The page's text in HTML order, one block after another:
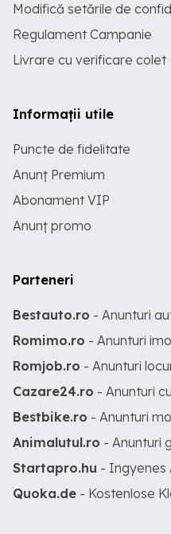
Modifică setările de
Regulament Campanie
Livrare cu verificare colet
Informații utile
Puncte de fidelitate
Anunț Premium
Abonament VIP
Anunț promo
Parteneri
Bestauto.ro - Anunturi
Romimo.ro - Anunturi
Romjob.ro - Anunturi
Cazare24.ro - Anunturi
Bestbike.ro - Anunturi
Animalutul.ro - Anunturi
Startapro.hu - Ingyenes
Quoka.de - Kostenlose